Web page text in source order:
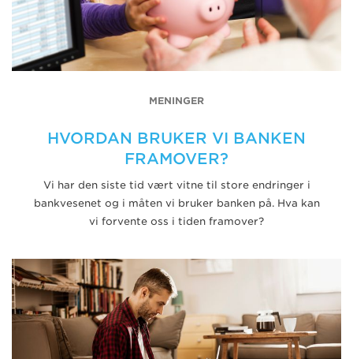
MENINGER
HVORDAN BRUKER VI BANKEN
FRAMOVER?
Vi har den siste tid vært vitne til store endringer i
bankvesenet og i måten vi bruker banken på. Hva kan
vi forvente oss i tiden framover?